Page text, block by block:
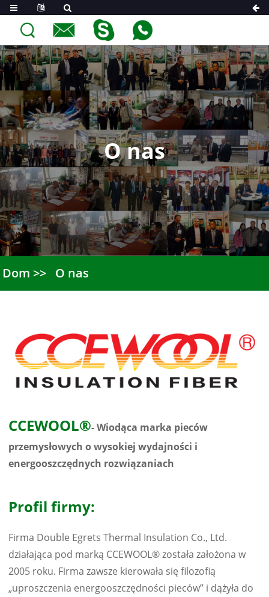
O nas
Dom O nas
CCEWOOL®- Wiodąca marka pieców
przemysłowych o wysokiej wydajności i
energooszczędnych rozwiązaniach
Profil firmy:
Firma Double Egrets Thermal Insulation Co., Ltd.
działająca pod marką CCEWOOL® została założona w
2005 roku. Firma zawsze kierowała się filozofią
„uproszczenia energooszczędności pieców” i dążyła do